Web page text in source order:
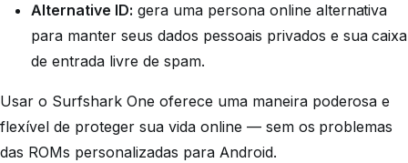
Alternative ID: gera uma persona online alternativa
para manter seus dados pessoais privados e sua caixa
de entrada livre de spam.
Usar o Surfshark One oferece uma maneira poderosa e
flexível de proteger sua vida online — sem os problemas
das ROMs personalizadas para Android.